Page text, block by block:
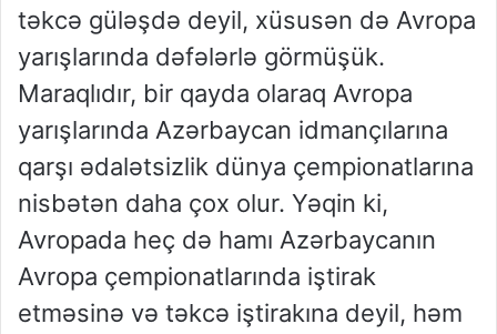
təkcə güləşdə deyil, xüsusən də Avropa
yarışlarında dəfələrlə görmüşük.
Maraqlıdır, bir qayda olaraq Avropa
yarışlarında Azərbaycan idmançılarına
qarşı ədalətsizlik dünya çempionatlarına
nisbətən daha çox olur. Yəqin ki,
Avropada heç də hamı Azərbaycanın
Avropa çempionatlarında iştirak
etməsinə və təkcə iştirakına deyil, həm